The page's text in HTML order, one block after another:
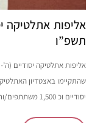
אליפות אתלטיקה
תשפ”ו
אליפות אתלטיקה יסודיים
יסודיים וכ 1,500 משתתפים/ות. להלן התוצאות […]